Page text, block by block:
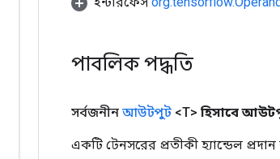
পাবলিক পদ্ধতি
সর্বজনীন আউটপুট <T> হিসাবে
একটি টেনসরের প্রতীকী হ্যান্ডেল প্রদান